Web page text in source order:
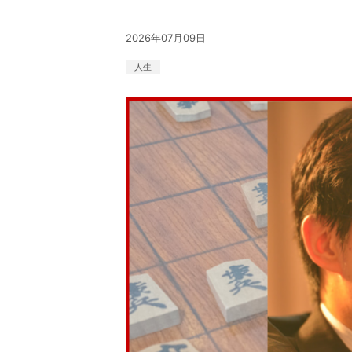
2026年07月09日
人生